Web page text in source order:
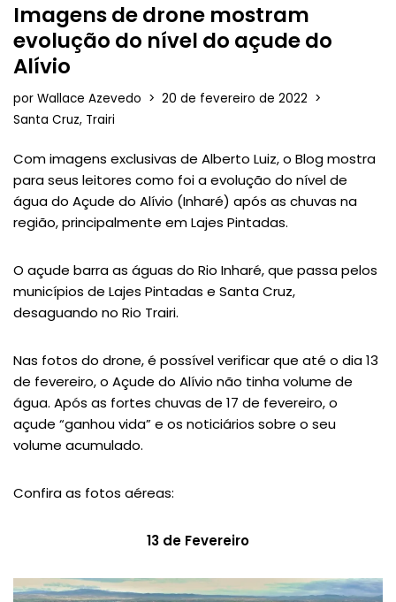
Imagens de drone mostram
evolução do nível do açude do
Alívio
por Wallace Azevedo
20 de fevereiro de 2022
Santa Cruz, Trairi
Com imagens exclusivas de Alberto Luiz, o Blog mostra
para seus leitores como foi a evolução do nível de
água do Açude do Alívio (Inharé) após as chuvas na
região, principalmente em Lajes Pintadas.
O açude barra as águas do Rio Inharé, que passa pelos
municípios de Lajes Pintadas e Santa Cruz,
desaguando no Rio Trairi.
Nas fotos do drone, é possível verificar que até o dia 13
de fevereiro, o Açude do Alívio não tinha volume de
água. Após as fortes chuvas de 17 de fevereiro, o
açude “ganhou vida” e os noticiários sobre o seu
volume acumulado.
Confira as fotos aéreas:
13 de Fevereiro